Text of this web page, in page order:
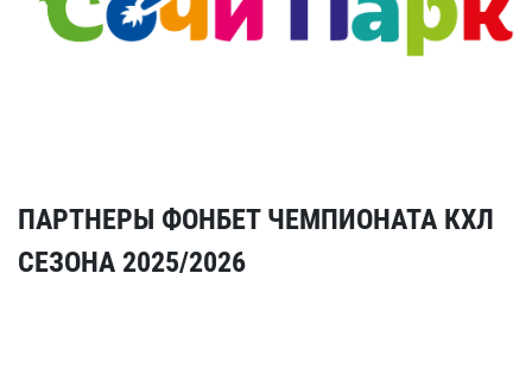
ПАРТНЕРЫ ФОНБЕТ ЧЕМПИОНАТА КХЛ
СЕЗОНА 2025/2026